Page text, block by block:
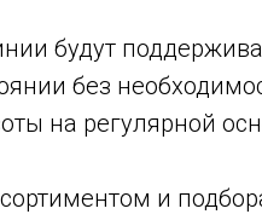
будут
без
на регулярной
и